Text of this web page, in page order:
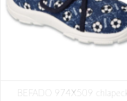
SPEEDY srdíčka
BEFADO 974X509